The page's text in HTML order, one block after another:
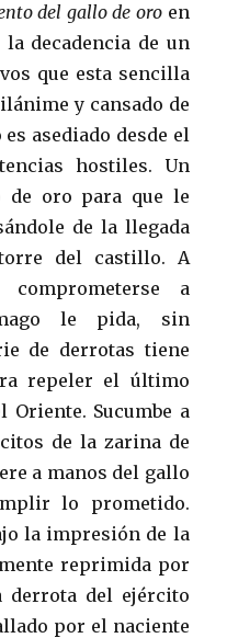
del gallo de oro en
la decadencia de un
que esta sencilla
y cansado de
asediado desde el
hostiles. Un
de oro para que le
de la llegada
del castillo. A
comprometerse a
le pida, sin
de derrotas tiene
repeler el último
Oriente. Sucumbe a
de la zarina de
a manos del gallo
lo prometido.
la impresión de la
reprimida por
del ejército
por el naciente